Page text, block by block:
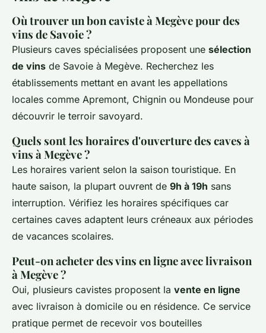
Où trouver un bon caviste à Megève pour des
vins de Savoie ?
Plusieurs caves spécialisées proposent une sélection
de vins de Savoie à Megève. Recherchez les
établissements mettant en avant les appellations
locales comme Apremont, Chignin ou Mondeuse pour
découvrir le terroir savoyard.
Quels sont les horaires d'ouverture des caves à
vins à Megève ?
Les horaires varient selon la saison touristique. En
haute saison, la plupart ouvrent de 9h à 19h sans
interruption. Vérifiez les horaires spécifiques car
certaines caves adaptent leurs créneaux aux périodes
de vacances scolaires.
Peut-on acheter des vins en ligne avec livraison
à Megève ?
Oui, plusieurs cavistes proposent la vente en ligne
avec livraison à domicile ou en résidence. Ce service
pratique permet de recevoir vos bouteilles